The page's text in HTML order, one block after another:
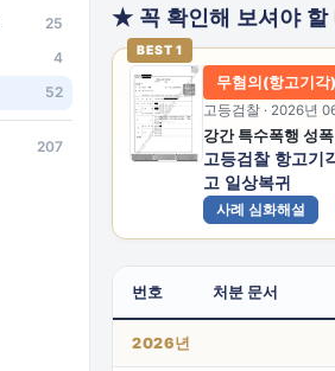
25
4
52
207
★ 꼭 확인해 보셔야 할
BEST 1
무혐의(항고기각)
고등검찰 · 2026년
고등검찰 항고기
고 일상복귀
사례 심화해설
번호 처분 문서
2026년